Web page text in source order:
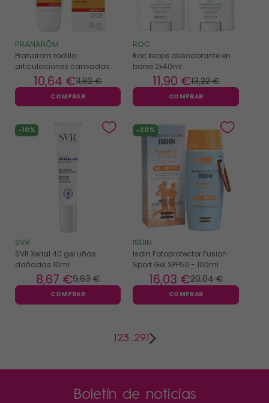
PRANARÔM
Pranarom rodillo
articulaciones cansadas
11,82 €
10,64 €
COMPRAR
ROC
Roc keops desodorante en
barra 2x40ml
13,22 €
11,90 €
COMPRAR
-10%
SVR
SVR Xerial 40 gel uñas
dañadas 10ml
9,63 €
8,67 €
COMPRAR
-20%
ISDIN
Isdin Fotoprotector Fusion
Sport Gel SPF50 - 100ml
20,04 €
16,03 €
COMPRAR
1 23…291
Boletín de noticias